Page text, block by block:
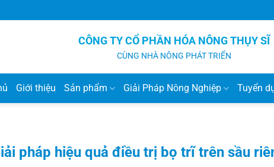
CÔNG TY CỔ PHẦN HÓA NÔNG THỤY SĨ
CÙNG NHÀ NÔNG PHÁT TRIỂN
Giới thiệu Sản phẩm Giải Pháp Nông Nghiệp Tuyển
pháp hiệu quả điều trị bọ trĩ trên sầu